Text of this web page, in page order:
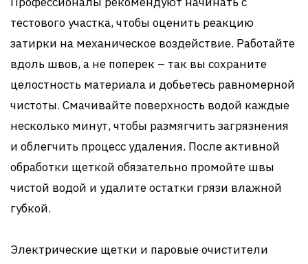
тестового участка, чтобы оценить реакцию
затирки на механическое воздействие. Работайте
вдоль швов, а не поперек – так вы сохраните
целостность материала и добьетесь равномерной
чистоты. Смачивайте поверхность водой каждые
несколько минут, чтобы размягчить загрязнения
и облегчить процесс удаления. После активной
обработки щеткой обязательно промойте швы
чистой водой и удалите остатки грязи влажной
губкой.
Электрические щетки и паровые очистители